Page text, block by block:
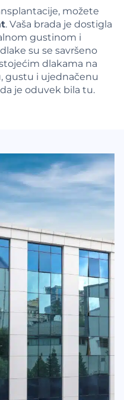
možete
. Vaša brada je dostigla
gustinom i
su se savršeno
dlakama na
gustu i ujednačenu
je oduvek bila tu.